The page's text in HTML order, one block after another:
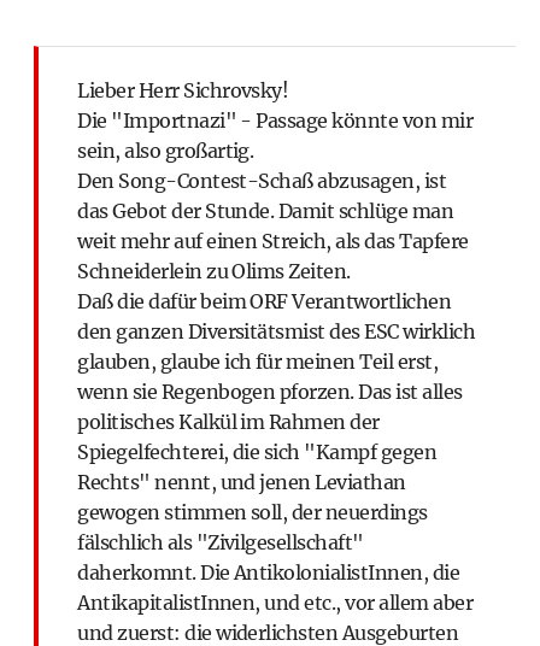
Lieber Herr Sichrovsky!
Die "Importnazi" - Passage könnte von mir
sein, also großartig.
Den Song-Contest-Schaß abzusagen, ist
das Gebot der Stunde. Damit schlüge man
weit mehr auf einen Streich, als das Tapfere
Schneiderlein zu Olims Zeiten.
Daß die dafür beim ORF Verantwortlichen
den ganzen Diversitätsmist des ESC wirklich
glauben, glaube ich für meinen Teil erst,
wenn sie Regenbogen pforzen. Das ist alles
politisches Kalkül im Rahmen der
Spiegelfechterei, die sich "Kampf gegen
Rechts" nennt, und jenen Leviathan
gewogen stimmen soll, der neuerdings
fälschlich als "Zivilgesellschaft"
daherkomnt. Die AntikolonialistInnen, die
AntikapitalistInnen, und etc., vor allem aber
und zuerst: die widerlichsten Ausgeburten